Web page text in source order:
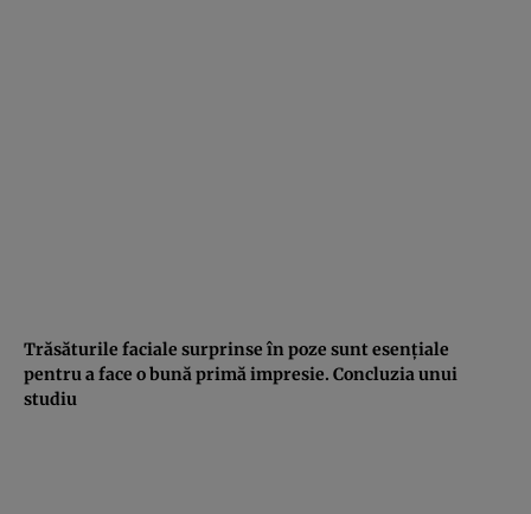
Trăsăturile faciale surprinse în poze sunt esenţiale
pentru a face o bună primă impresie. Concluzia unui
studiu